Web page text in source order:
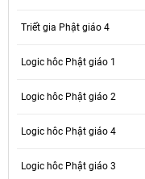
Triết gia Phật giáo 4
Logic hôc Phật giáo 1
Logic hôc Phật giáo 2
Logic hôc Phật giáo 4
Logic hôc Phật giáo 3